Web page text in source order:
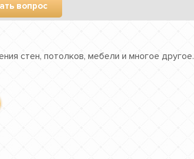
вопрос
стен, потолков, мебели и многое другое.